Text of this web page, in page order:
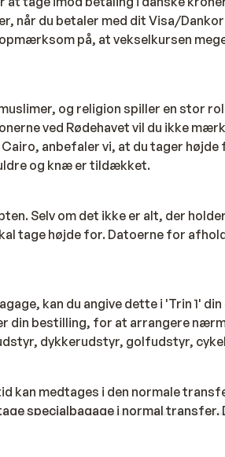
når du betaler med dit Visa/
på, at vekselkursen
og religion spiller en stor
ved Rødehavet vil du ikke
anbefaler vi, at du tager
og knæ er tildækket.
Selv om det ikke er alt, der
tage højde for. Datoerne for
kan du angive dette i 'Trin 1'
din bestilling, for at arrangere
dykkerudstyr, golfudstyr,
kan medtages i den normale
specialbagage i normal transfer.
omkostninger. I visse tilfælde
ved dette, er for egen regning.